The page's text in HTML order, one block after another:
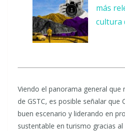
más
cultura
Viendo el panorama general que
de GSTC, es posible señalar que
buen escenario y liderando en
sustentable en turismo gracias al